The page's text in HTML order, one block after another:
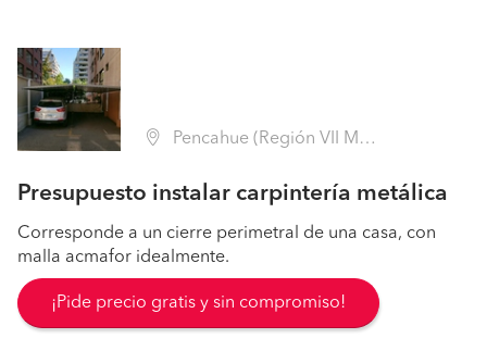
Pencahue (Región VII Maule - Talca)
Presupuesto instalar carpintería metálica
Corresponde a un cierre perimetral de una casa, con
malla acmafor idealmente.
¡Pide precio gratis y sin compromiso!